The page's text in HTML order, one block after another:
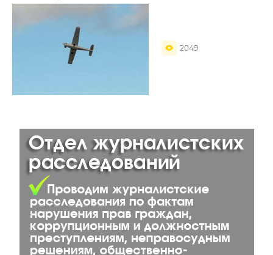
2049